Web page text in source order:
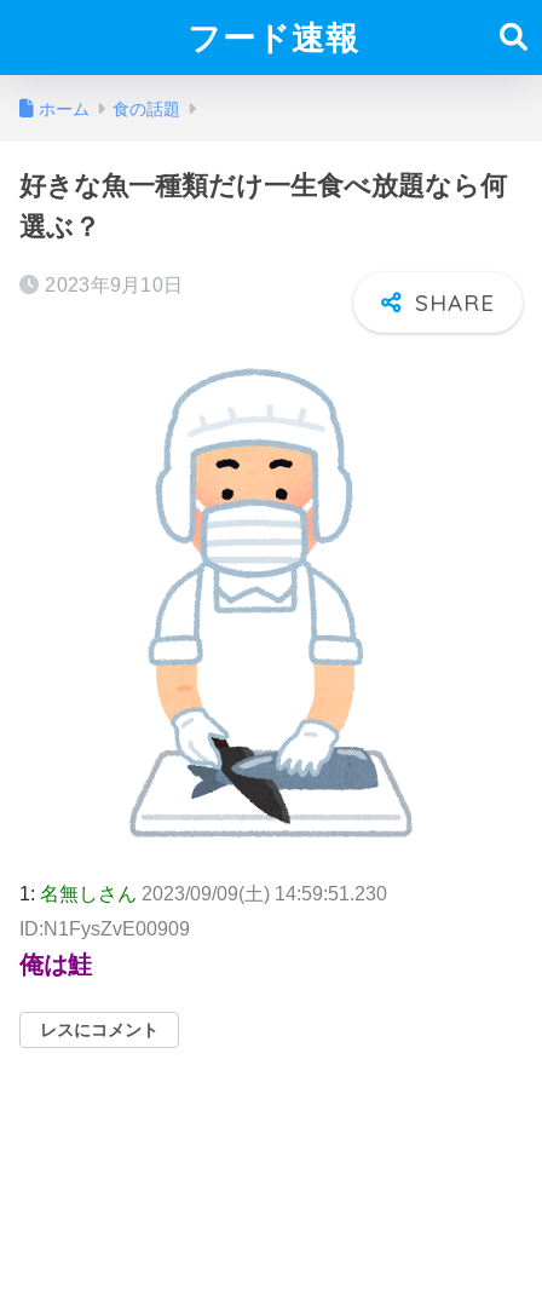
フード速報
ホーム 食の話題
好きな魚一種類だけ一生食べ放題なら何
選ぶ？
2023年9月10日
1: 名無しさん 2023/09/09(土) 14:59:51.230
ID:N1FysZvE00909
俺は鮭
レスにコメント